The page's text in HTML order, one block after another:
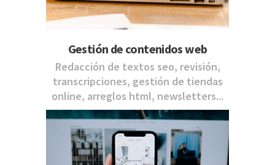
Gestión de contenidos web
Redacción de textos seo, revisión,
transcripciones, gestión de tiendas
online, arreglos html, newsletters...